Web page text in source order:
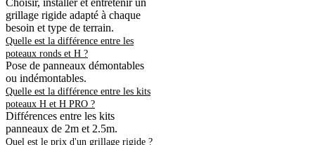
Choisir, installer et entretenir un
grillage rigide adapté à chaque
besoin et type de terrain.
Quelle est la différence entre les
poteaux ronds et H ?
Pose de panneaux démontables
ou indémontables.
Quelle est la différence entre les kits
poteaux H et H PRO ?
Différences entre les kits
panneaux de 2m et 2.5m.
Quel est le prix d'un grillage rigide ?